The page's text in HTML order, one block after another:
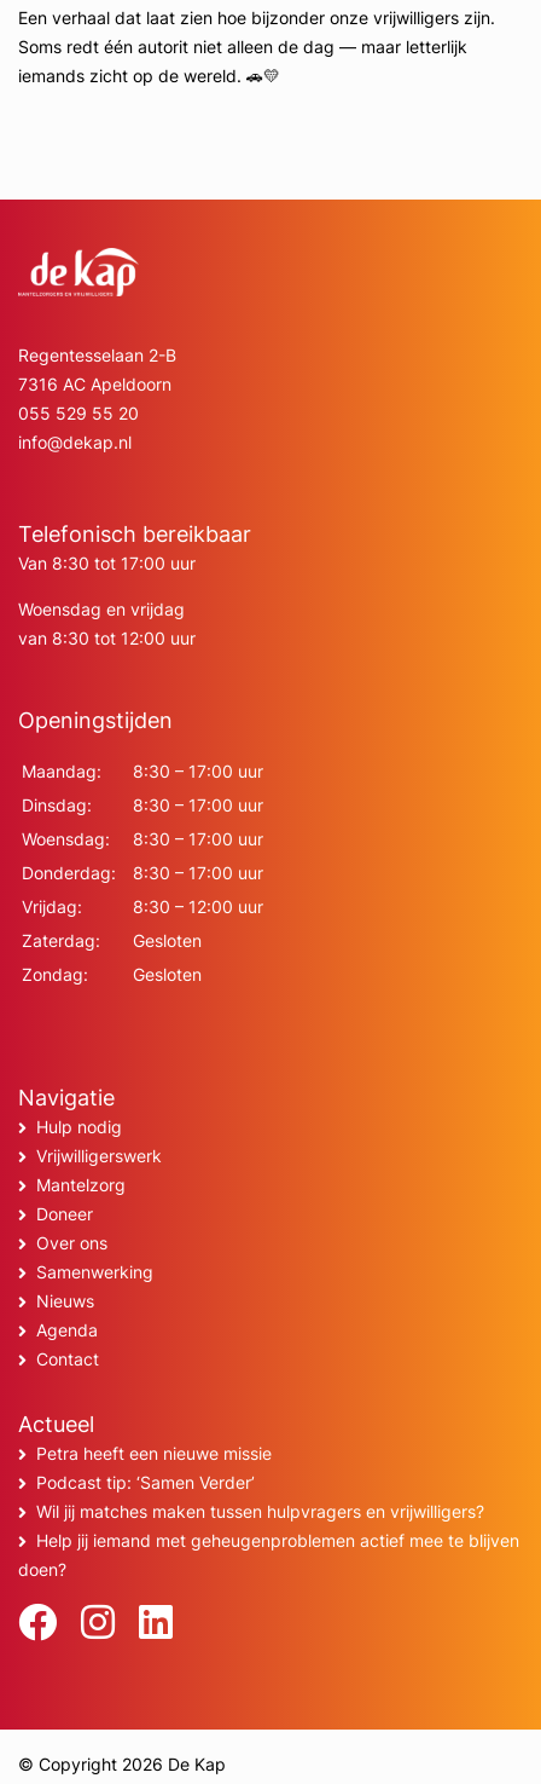
Een verhaal dat laat zien hoe bijzonder onze vrijwilligers zijn.
Soms redt één autorit niet alleen de dag — maar letterlijk
iemands zicht op de wereld. 🚗💛
Regentesselaan 2-B
7316 AC Apeldoorn
055 529 55 20
info@dekap.nl
Telefonisch bereikbaar
Van 8:30 tot 17:00 uur
Woensdag en vrijdag
van 8:30 tot 12:00 uur
Openingstijden
Maandag:
8:30 – 17:00 uur
Dinsdag:
8:30 – 17:00 uur
Woensdag:
8:30 – 17:00 uur
Donderdag:
8:30 – 17:00 uur
Vrijdag:
8:30 – 12:00 uur
Zaterdag:
Gesloten
Zondag:
Gesloten
Navigatie
Hulp nodig
Vrijwilligerswerk
Mantelzorg
Doneer
Over ons
Samenwerking
Nieuws
Agenda
Contact
Actueel
Petra heeft een nieuwe missie
Podcast tip: ‘Samen Verder’
Wil jij matches maken tussen hulpvragers en vrijwilligers?
Help jij iemand met geheugenproblemen actief mee te blijven
doen?
© Copyright 2026 De Kap